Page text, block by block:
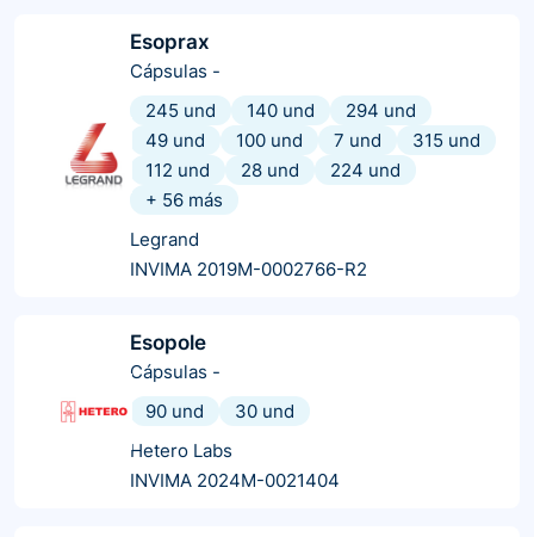
Esoprax
Cápsulas -
245 und
140 und
294 und
49 und
100 und 7 und
315 und
112 und
28 und
224 und
+ 56 más
Legrand
INVIMA 2019M-0002766-R2
Esopole
Cápsulas -
90 und
30 und
Hetero Labs
INVIMA 2024M-0021404